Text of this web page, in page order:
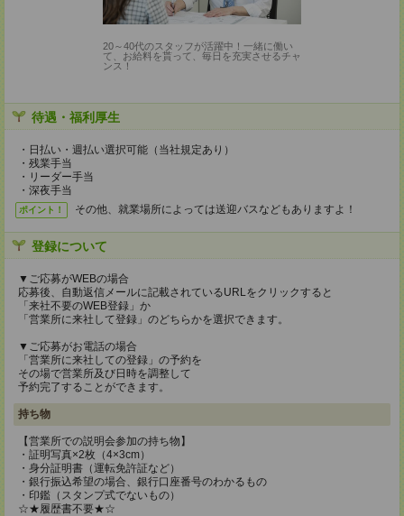
20～40代のスタッフが活躍中！一緒に働い
て、お給料を貰って、毎日を充実させるチャ
ンス！
待遇・福利厚生
・日払い・週払い選択可能（当社規定あり）
・残業手当
・リーダー手当
・深夜手当
ポイント！ その他、就業場所によっては送迎バスなどもありますよ！
登録について
▼ご応募がWEBの場合
応募後、自動返信メールに記載されているURLをクリックすると
「来社不要のWEB登録」か
「営業所に来社して登録」のどちらかを選択できます。
▼ご応募がお電話の場合
「営業所に来社しての登録」の予約を
その場で営業所及び日時を調整して
予約完了することができます。
持ち物
【営業所での説明会参加の持ち物】
・証明写真×2枚（4×3cm）
・身分証明書（運転免許証など）
・銀行振込希望の場合、銀行口座番号のわかるもの
・印鑑（スタンプ式でないもの）
☆★履歴書不要★☆